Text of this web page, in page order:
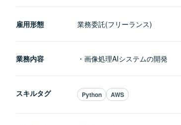
雇用形態 業務委託(フリーランス)
業務内容 ・画像処理AIシステムの開発
スキルタグ Python AWS